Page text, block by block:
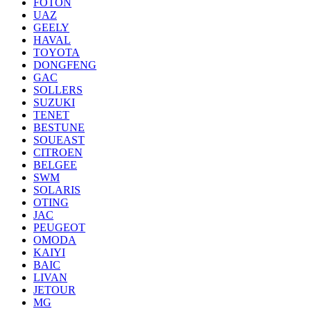
FOTON
UAZ
GEELY
HAVAL
TOYOTA
DONGFENG
GAC
SOLLERS
SUZUKI
TENET
BESTUNE
SOUEAST
CITROEN
BELGEE
SWM
SOLARIS
OTING
JAC
PEUGEOT
OMODA
KAIYI
BAIC
LIVAN
JETOUR
MG